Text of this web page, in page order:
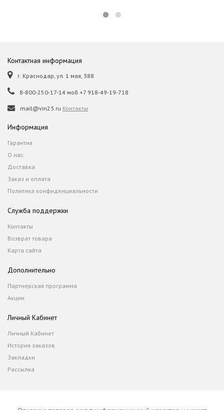
Контактная информация
г. Краснодар, ул. 1 мая, 388
8-800-250-17-14 моб.+7 918-49-19-718
mail@vin23.ru Контакты
Информация
Гарантия
О нас
Доставка
Заказ и оплата
Политика конфиденциальности
Служба поддержки
Контакты
Возврат товара
Карта сайта
Дополнительно
Партнерская программа
Акции
Личный Кабинет
Личный Кабинет
История заказов
Закладки
Рассылка